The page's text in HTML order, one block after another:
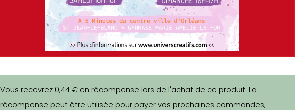
Vous recevrez 0,44 € en récompense lors de l'achat de ce produit. La
récompense peut être utilisée pour payer vos prochaines commandes,